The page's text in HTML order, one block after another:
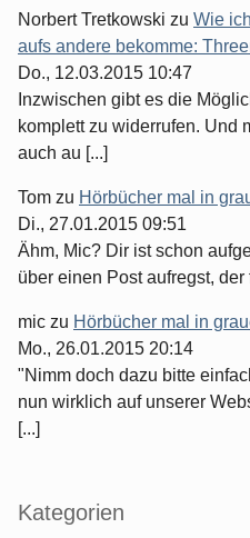
Norbert Tretkowski zu Wie
aufs andere bekomme:
Do., 12.03.2015 10:47
Inzwischen gibt es die
komplett zu widerrufen. Und
auch au [...]
Tom zu Hörbücher mal in
Di., 27.01.2015 09:51
Ähm, Mic? Dir ist schon
über einen Post aufregst,
mic zu Hörbücher mal in
Mo., 26.01.2015 20:14
"Nimm doch dazu bitte
nun wirklich auf unserer
[...]
Kategorien